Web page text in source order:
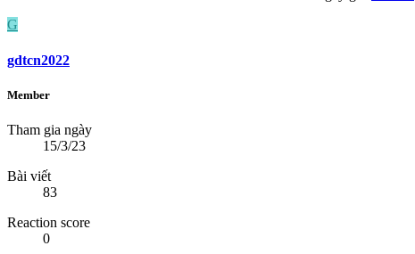
G
gdtcn2022
Member
Tham gia ngày
15/3/23
Bài viết
83
Reaction score
0